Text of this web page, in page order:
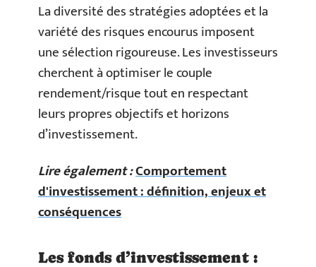
La diversité des stratégies adoptées et la
variété des risques encourus imposent
une sélection rigoureuse. Les investisseurs
cherchent à optimiser le couple
rendement/risque tout en respectant
leurs propres objectifs et horizons
d’investissement.
Lire également :Comportement
d'investissement : définition, enjeux et
conséquences
Les fonds d’investissement :